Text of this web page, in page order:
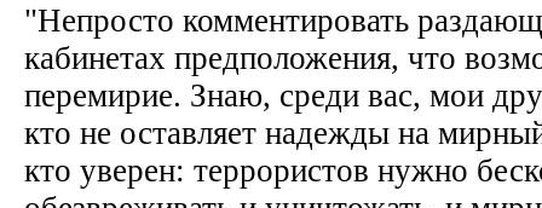
"Непросто комментировать
кабинетах предположения, что
перемирие. Знаю, среди вас, мои
кто не оставляет надежды на
кто уверен: террористов нужно